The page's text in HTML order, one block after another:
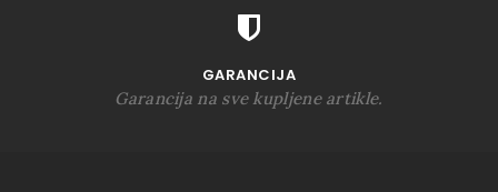
GARANCIJA
Garancija na sve kupljene artikle.